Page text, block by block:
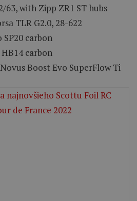
63, with Zipp ZR1 ST hubs
TLR G2.0, 28-622
SP20 carbon
carbon
Boost Evo SuperFlow Ti